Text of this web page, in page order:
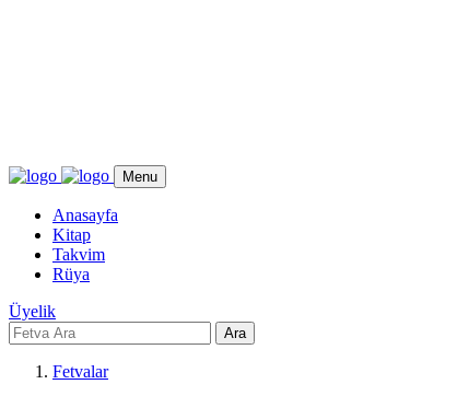
Menu
Anasayfa
Kitap
Takvim
Rüya
Üyelik
Ara
Fetvalar